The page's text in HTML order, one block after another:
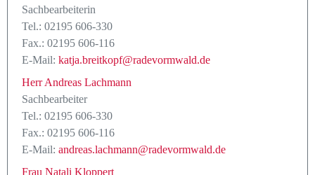
Sachbearbeiterin
Tel.: 02195 606-330
Fax.: 02195 606-116
E-Mail: katja.breitkopf@radevormwald.de
Herr Andreas Lachmann
Sachbearbeiter
Tel.: 02195 606-330
Fax.: 02195 606-116
E-Mail: andreas.lachmann@radevormwald.de
Frau Natali Kloppert